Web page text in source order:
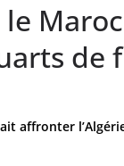
le
de
affronter